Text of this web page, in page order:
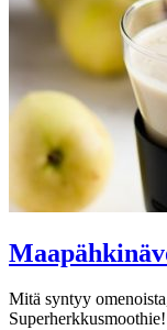
Mitä syntyy
Superherkkusmoothie!